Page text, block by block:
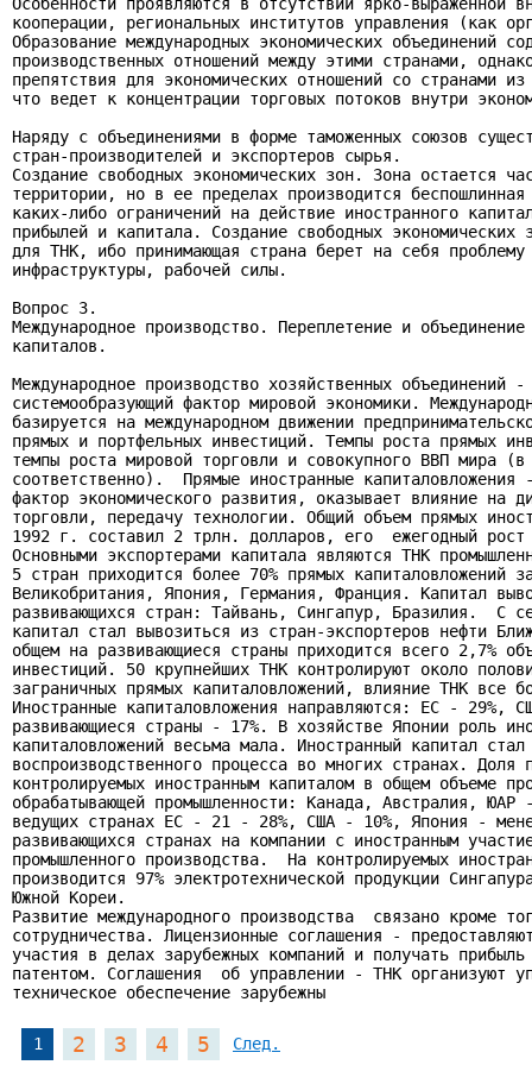
кооперации, региональных институтов управления (как
Образование международных экономических объединений
производственных отношений между этими странами,
препятствия для экономических отношений со странами
что ведет к концентрации торговых потоков внутри
Наряду с объединениями в форме таможенных союзов
стран-производителей и экспортеров сырья.
Создание свободных экономических зон. Зона остается
территории, но в ее пределах производится
каких-либо ограничений на действие иностранного
прибылей и капитала. Создание свободных экономических
для ТНК, ибо принимающая страна берет на себя проблему
инфраструктуры, рабочей силы.
Вопрос 3.
Международное производство. Переплетение и объединение
капиталов.
Международное производство хозяйственных объединений -
системообразующий фактор мировой экономики.
базируется на международном движении
прямых и портфельных инвестиций. Темпы роста прямых
темпы роста мировой торговли и совокупного ВВП мира
соответственно).  Прямые иностранные капиталовложения
фактор экономического развития, оказывает влияние на
торговли, передачу технологии. Общий объем прямых
1992 г. составил 2 трлн. долларов, его  ежегодный рост
Основными экспортерами капитала являются ТНК
5 стран приходится более 70% прямых капиталовложений
Великобритания, Япония, Германия, Франция. Капитал
развивающихся стран: Тайвань, Сингапур, Бразилия.  С
капитал стал вывозиться из стран-экспортеров нефти
общем на развивающиеся страны приходится всего 2,7%
инвестиций. 50 крупнейших ТНК контролируют около
заграничных прямых капиталовложений, влияние ТНК все
Иностранные капиталовложения направляются: ЕС - 29%,
развивающиеся страны - 17%. В хозяйстве Японии роль
капиталовложений весьма мала. Иностранный капитал
воспроизводственного процесса во многих странах. Доля
контролируемых иностранным капиталом в общем объеме
обрабатывающей промышленности: Канада, Австралия,
ведущих странах ЕС - 21 - 28%, США - 10%, Япония -
развивающихся странах на компании с иностранным
промышленного производства.  На контролируемых
производится 97% электротехнической продукции
Южной Кореи.
Развитие международного производства  связано кроме
сотрудничества. Лицензионные соглашения -
участия в делах зарубежных компаний и получать прибыль
патентом. Соглашения  об управлении - ТНК организуют
техническое обеспечение зарубежны
1 2 3 4 5 След.